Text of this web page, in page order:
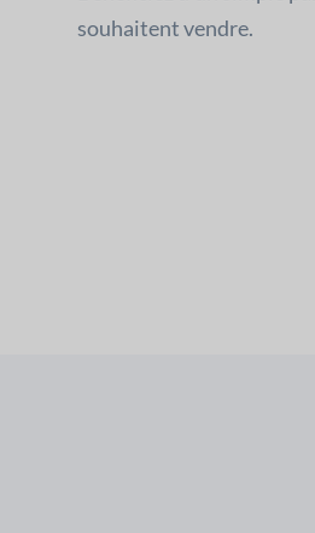
souhaitent vendre.